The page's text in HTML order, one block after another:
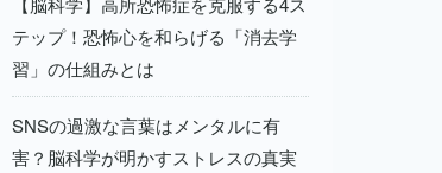
テップ！恐怖心を和らげる「消去学
習」の仕組みとは
SNSの過激な言葉はメンタルに有
害？脳科学が明かすストレスの真実